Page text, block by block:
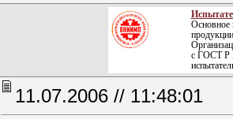
Основное
с ГОСТ Р
11.07.2006 // 11:48:01